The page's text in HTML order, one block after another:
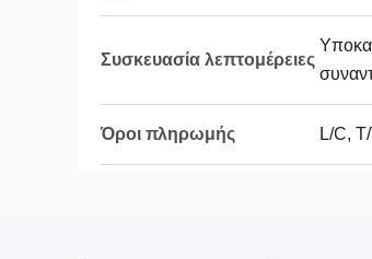
Συσκευασία λεπτομέρειες
Όροι πληρωμής L/C,